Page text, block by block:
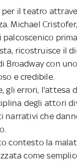
per il teatro
Michael
palcoscenico
ricostruisce il
Broadway con
e credibile.
gli errori, l'attesa
degli attori
narrativi che
contesto la
come